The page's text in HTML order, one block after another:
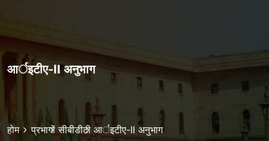
आर्इटीए-II अनुभाग
Breadcrumb
होम प्रभागों सीबीडीटी आर्इटीए-II अनुभाग